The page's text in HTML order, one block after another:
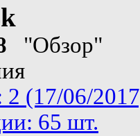
"Обзор"
(17/06/
65 шт.